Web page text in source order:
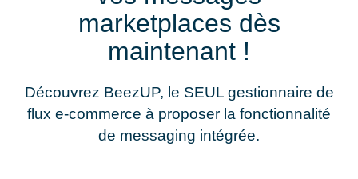
marketplaces dès
maintenant !
Découvrez BeezUP, le SEUL gestionnaire de
flux e-commerce à proposer la fonctionnalité
de messaging intégrée.